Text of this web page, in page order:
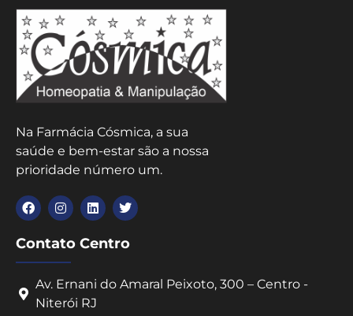
Na Farmácia Cósmica, a sua
saúde e bem-estar são a nossa
prioridade número um.
Contato Centro
Av. Ernani do Amaral Peixoto, 300 – Centro -
Niterói RJ